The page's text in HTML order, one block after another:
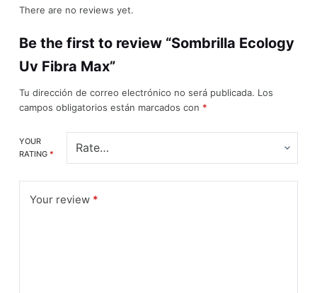
There are no reviews yet.
Be the first to review “Sombrilla Ecology
Uv Fibra Max”
Tu dirección de correo electrónico no será publicada. Los
campos obligatorios están marcados con *
YOUR
RATING *
Your review *